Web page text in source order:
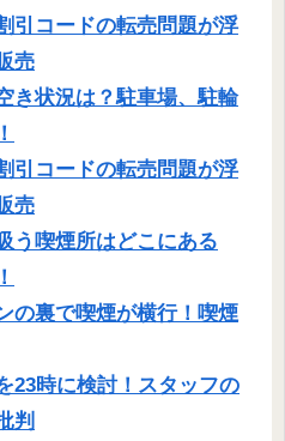
引コードの転売問題が浮
売
き状況は？駐車場、駐輪
引コードの転売問題が浮
売
う喫煙所はどこにある
の裏で喫煙が横行！喫煙
23時に検討！スタッフの
判